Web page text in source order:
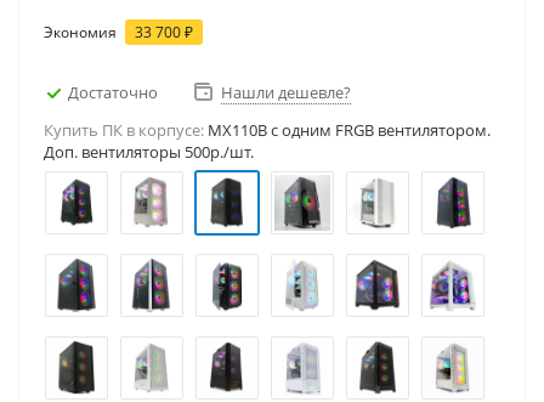
Экономия 33 700₽
Достаточно
Нашли дешевле?
Купить ПК в корпусе: MX110B c одним FRGB вентилятором.
Доп. вентиляторы 500р./шт.